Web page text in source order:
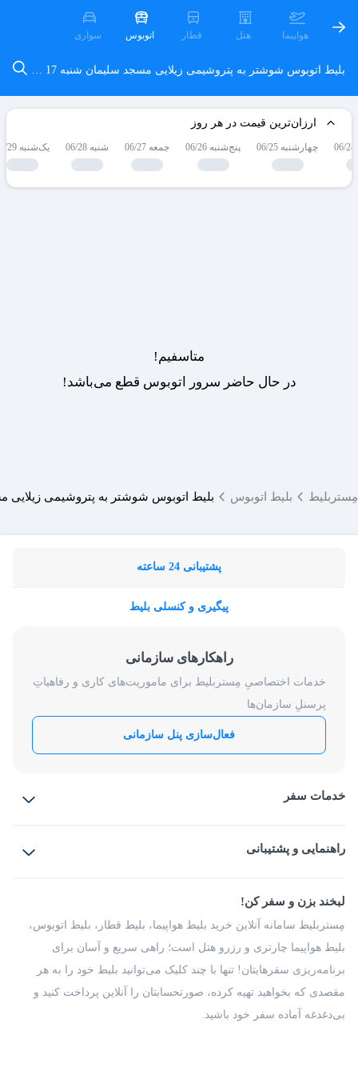
هواپیما هتل قطار اتوبوس سواری
بلیط اتوبوس شوشتر به پتروشیمی زیلایی مسجد سلیمان شنبه 17 مرداد
ارزان‌ترین قیمت در هر روز
چهارشنبه 06/25 پنج‌شنبه 06/26 جمعه 06/27 شنبه 06/28 یک‌شنبه 06/29
متاسفیم!
در حال حاضر سرور اتوبوس قطع می‌باشد!
مِستربلیط بلیط اتوبوس بلیط اتوبوس شوشتر به پتروشیمی زیلایی
پشتیبانی 24 ساعته
پیگیری و کنسلی بلیط
راهکارهای سازمانی
خدمات اختصاصیِ مِستربلیط برای ماموریت‌های کاری و رفاهیاتِ
پرسنلِ سازمان‌ها
فعال‌سازی پنل سازمانی
خدمات سفر
بلیط قطار
راهنمایی و پشتیبانی
شرایط و مقررات
راهکار سازمانی
فرصت‌های شغلی
درباره ما
لبخند بزن و سفر کن!
مِستربلیط سامانه آنلاین خرید بلیط هواپیما، بلیط قطار، بلیط اتوبوس،
بلیط هواپیما چارتری و رزرو هتل است؛ راهی سریع و آسان برای
برنامه‌ریزی سفرهایتان! تنها با چند کلیک می‌توانید بلیط خود را به هر
مقصدی که بخواهید تهیه کرده، صورتحسابتان را آنلاین پرداخت کنید و
بی‌دغدغه آماده سفر خود باشید.